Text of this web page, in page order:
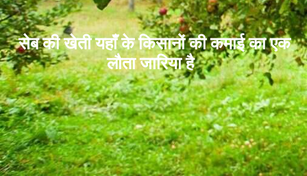
सेब की खेती यहाँ के किसानों की कमाई का एक
लौता जारिया है